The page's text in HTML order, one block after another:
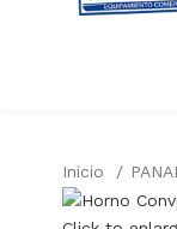
Inicio